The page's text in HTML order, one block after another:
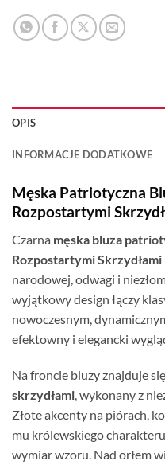
OPIS
INFORMACJE DODATKOWE
Męska Patriotyczna
Rozpostartymi
Czarna męska bluza
Rozpostartymi Skrzydłami
narodowej, odwagi i
wyjątkowy design łączy
nowoczesnym,
efektowny i elegancki
Na froncie bluzy znajduje się
skrzydłami, wykonany z
Złote akcenty na piórach,
mu królewskiego
wymiar wzoru. Nad orłem